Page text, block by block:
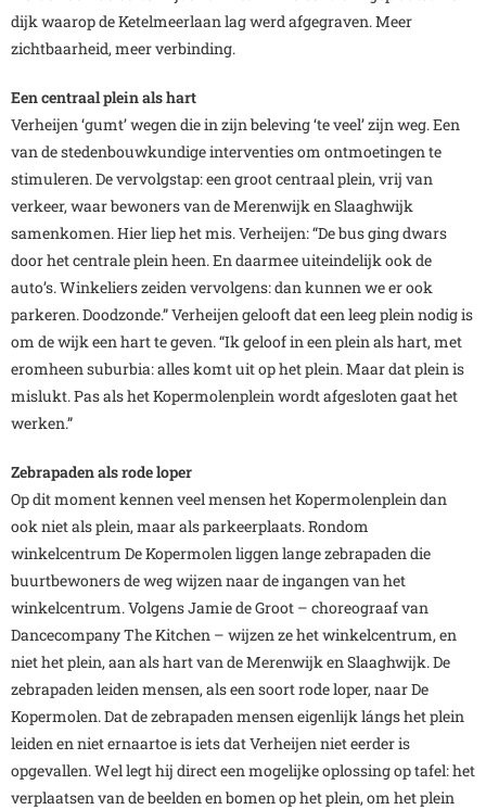
dijk waarop de Ketelmeerlaan lag werd afgegraven. Meer
zichtbaarheid, meer verbinding.
Een centraal plein als hart
Verheijen ‘gumt’ wegen die in zijn beleving ‘te veel’ zijn weg. Een
van de stedenbouwkundige interventies om ontmoetingen te
stimuleren. De vervolgstap: een groot centraal plein, vrij van
verkeer, waar bewoners van de Merenwijk en Slaaghwijk
samenkomen. Hier liep het mis. Verheijen: “De bus ging dwars
door het centrale plein heen. En daarmee uiteindelijk ook de
auto’s. Winkeliers zeiden vervolgens: dan kunnen we er ook
parkeren. Doodzonde.” Verheijen gelooft dat een leeg plein nodig is
om de wijk een hart te geven. “Ik geloof in een plein als hart, met
eromheen suburbia: alles komt uit op het plein. Maar dat plein is
mislukt. Pas als het Kopermolenplein wordt afgesloten gaat het
werken.”
Zebrapaden als rode loper
Op dit moment kennen veel mensen het Kopermolenplein dan
ook niet als plein, maar als parkeerplaats. Rondom
winkelcentrum De Kopermolen liggen lange zebrapaden die
buurtbewoners de weg wijzen naar de ingangen van het
winkelcentrum. Volgens Jamie de Groot – choreograaf van
Dancecompany The Kitchen – wijzen ze het winkelcentrum, en
niet het plein, aan als hart van de Merenwijk en Slaaghwijk. De
zebrapaden leiden mensen, als een soort rode loper, naar De
Kopermolen. Dat de zebrapaden mensen eigenlijk lángs het plein
leiden en niet ernaartoe is iets dat Verheijen niet eerder is
opgevallen. Wel legt hij direct een mogelijke oplossing op tafel: het
verplaatsen van de beelden en bomen op het plein, om het plein